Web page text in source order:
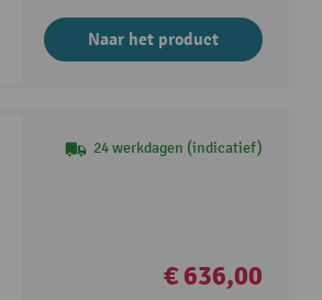
Naar het product
24 werkdagen (indicatief)
€ 636,00